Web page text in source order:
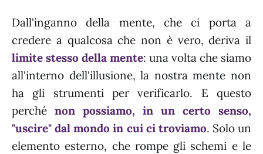
Dall'inganno della mente, che ci porta a
credere a qualcosa che non è vero, deriva il
limite stesso della mente: una volta che siamo
all'interno dell'illusione, la nostra mente non
ha gli strumenti per verificarlo. E questo
perché non possiamo, in un certo senso,
"uscire" dal mondo in cui ci troviamo. Solo un
elemento esterno, che rompe gli schemi e le